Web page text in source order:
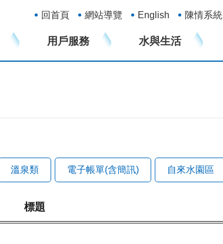
回首頁
網站導覽 English 陳情系統
用戶服務 水與生活
溫泉類 電子帳單(含簡訊) 自來水園區
標題